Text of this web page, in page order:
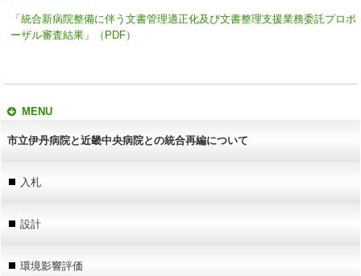
「統合新病院整備に伴う文書管理適正化及び文書整理支援業務委託プロポ
ーザル審査結果」（PDF）
MENU
市立伊丹病院と近畿中央病院との統合再編について
入札
設計
環境影響評価